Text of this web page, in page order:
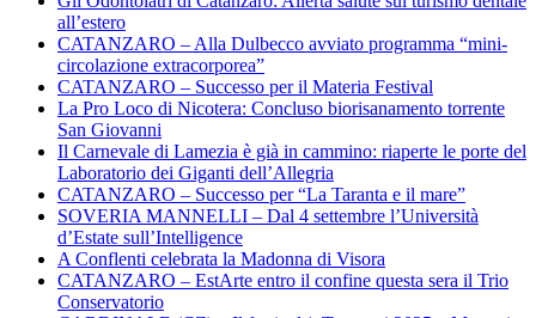
all’estero
CATANZARO – Alla Dulbecco avviato programma “mini-
circolazione extracorporea”
CATANZARO – Successo per il Materia Festival
La Pro Loco di Nicotera: Concluso biorisanamento torrente
San Giovanni
Il Carnevale di Lamezia è già in cammino: riaperte le porte del
Laboratorio dei Giganti dell’Allegria
CATANZARO – Successo per “La Taranta e il mare”
SOVERIA MANNELLI – Dal 4 settembre l’Università
d’Estate sull’Intelligence
A Conflenti celebrata la Madonna di Visora
CATANZARO – EstArte entro il confine questa sera il Trio
Conservatorio